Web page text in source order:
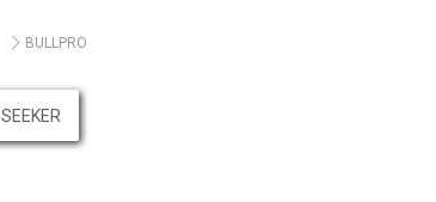
BULLPRO
SEEKER